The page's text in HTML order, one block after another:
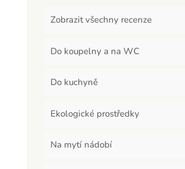
Zobrazit všechny recenze
Do koupelny a na WC
Do kuchyně
Ekologické prostředky
Na mytí nádobí